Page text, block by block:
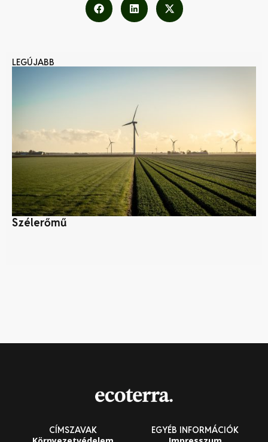
LEGÚJABB
Szélerőmű
CÍMSZAVAK EGYÉB INFORMÁCIÓK